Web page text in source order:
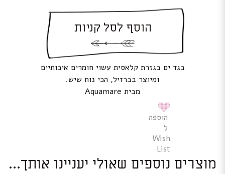
הוסף לסל קניות
בגד ים בגזרת קלאסית עשוי חומרים איכותיים
ומיוצר בברזיל, הכי נוח שיש.
מבית Aquamare
הוספה
ל
Wish
List
מוצרים נוספים שאולי יעניינו אותך...